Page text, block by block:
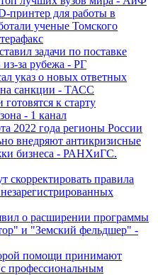
принтер для работы в
ученые Томского
задачи по поставке
за рубежа - РГ
указ о новых ответных
санкции - ТАСС
к старту
- 1 канал
2022 года регионы России
внедряют антикризисные
бизнеса - РАНХиГС.
скорректировать правила
о расширении программы
и "Земский фельдшер" -
помощи принимают
профессиональным